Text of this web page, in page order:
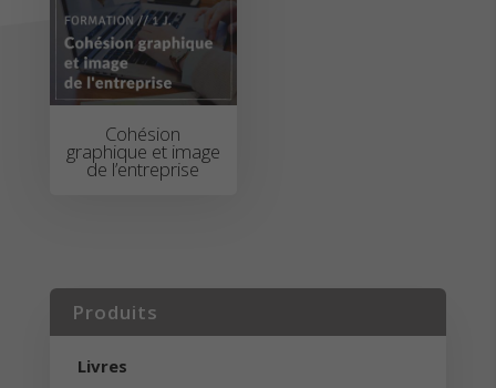
Cohésion
graphique et image
de l’entreprise
Produits
Livres